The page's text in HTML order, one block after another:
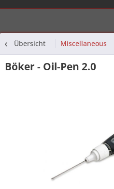
Übersicht Miscellaneous
Böker - Oil-Pen 2.0